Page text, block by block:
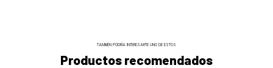
TAMBIÉN PODRÍA INTERESARTE UNO DE ESTOS
Productos recomendados